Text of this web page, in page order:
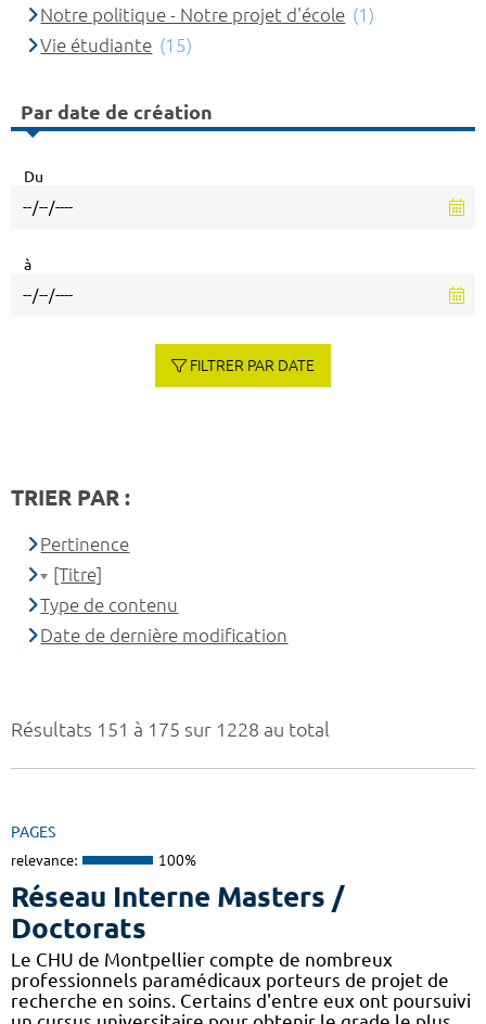
Résultats 151 à 175 sur 1228 au total
PAGES
relevance: 100%
Réseau Interne Masters /
Doctorats
Le CHU de Montpellier compte de nombreux
professionnels paramédicaux porteurs de projet de
recherche en soins. Certains d'entre eux ont poursuivi
Notre politique - Notre projet d'école (1)
Vie étudiante (15)
Par date de création
Du
à
FILTRER PAR DATE
TRIER PAR :
Pertinence
[Titre]
Type de contenu
Date de dernière modification